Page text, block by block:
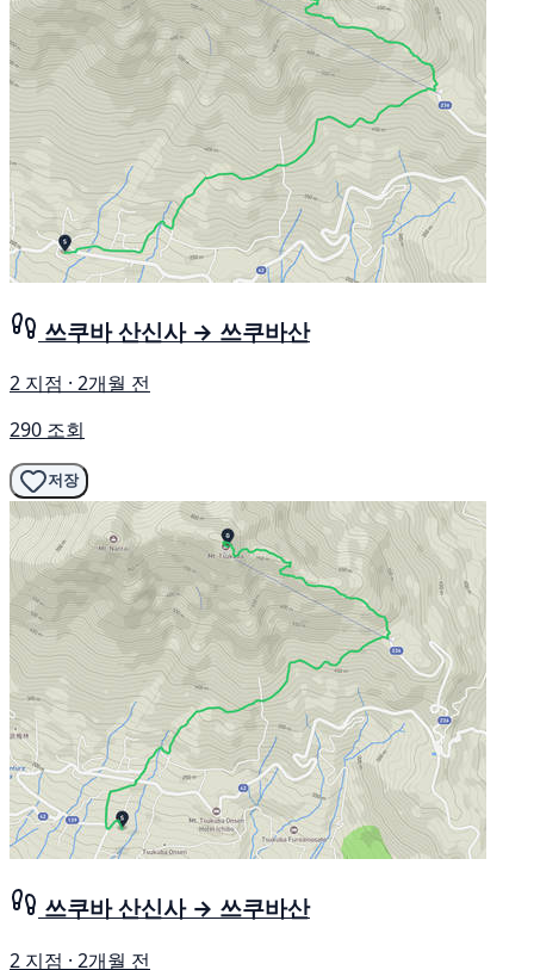
쓰쿠바 산신사 → 쓰쿠바산
2 지점 · 2개월 전
290 조회
저장
쓰쿠바 산신사 → 쓰쿠바산
2 지점 · 2개월 전